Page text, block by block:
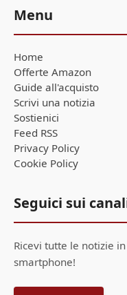
Menu
Home
Offerte Amazon
Guide all'acquisto
Scrivi una notizia
Sostienici
Feed RSS
Privacy Policy
Cookie Policy
Seguici sui
Ricevi tutte le notizie
smartphone!